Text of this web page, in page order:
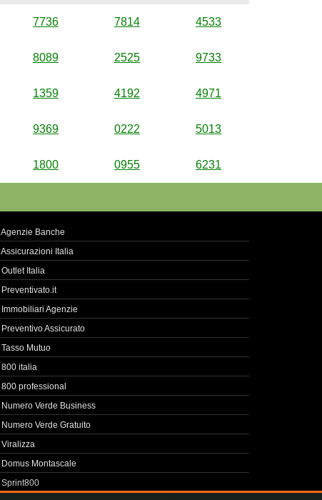
7736 7814 4533
8089 2525 9733
1359 4192 4971
9369 0222 5013
1800 0955 6231
Agenzie Banche
Assicurazioni Italia
Outlet Italia
Preventivato.it
Immobiliari Agenzie
Preventivo Assicurato
Tasso Mutuo
800 italia
800 professional
Numero Verde Business
Numero Verde Gratuito
Viralizza
Domus Montascale
Sprint800